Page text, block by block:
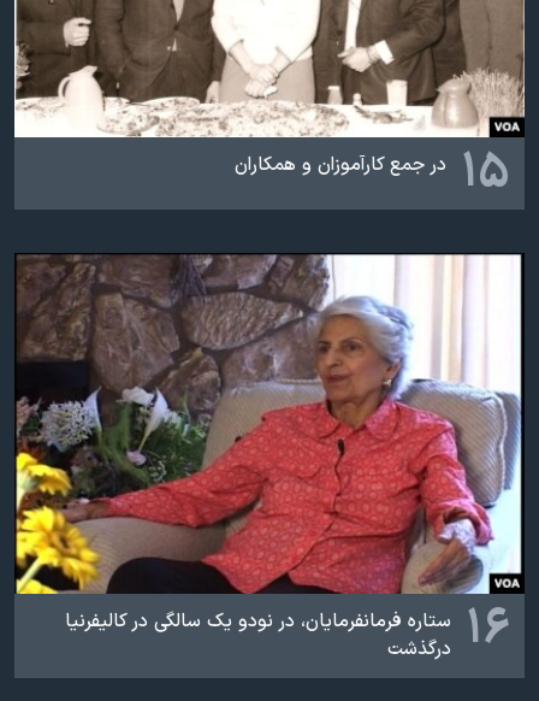
۱۵ در جمع کارآموزان و همکاران
۱۶
ستاره فرمانفرمایان، در نودو یک سالگی در کالیفرنیا
درگذشت